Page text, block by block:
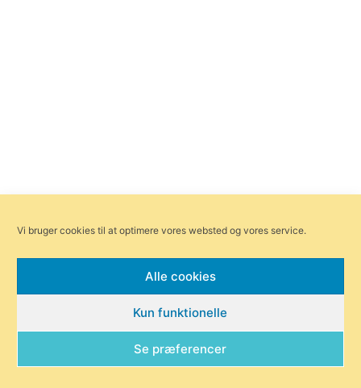
Vi bruger cookies til at optimere vores websted og vores service.
Alle cookies
Kun funktionelle
Se præferencer